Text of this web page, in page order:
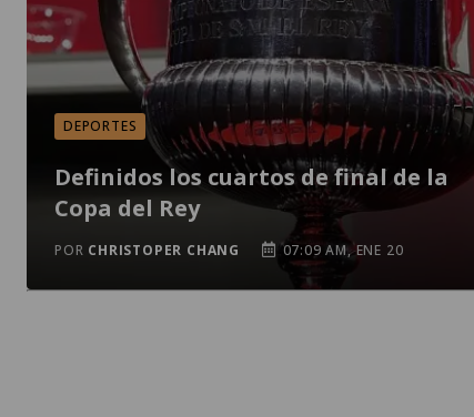
DEPORTES
Definidos los cuartos de final de la
Copa del Rey
POR CHRISTOPER CHANG 07:09 AM, ENE 20